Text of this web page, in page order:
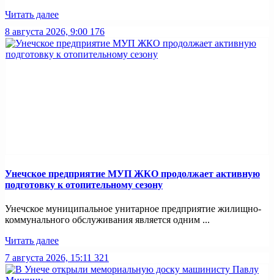
Читать далее
8 августа 2026, 9:00 176
Унечское предприятие МУП ЖКО продолжает активную
подготовку к отопительному сезону
Унечское муниципальное унитарное предприятие жилищно-
коммунального обслуживания является одним ...
Читать далее
7 августа 2026, 15:11 321